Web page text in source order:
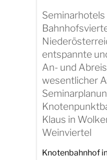
Seminarhotels
entspannte
An- und
wesentlicher
Klaus in
Weinviertel
Knotenbahnhof